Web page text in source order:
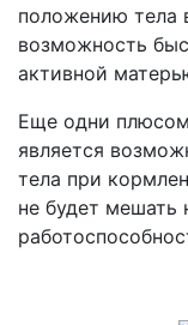
положению тела
возможность
активной
Еще одни плюсом
является
тела при
не будет мешать